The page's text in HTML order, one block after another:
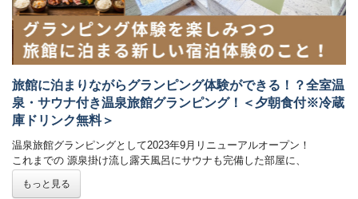
た”イイトコドリ”の温泉旅館グランピング。
源泉かけ流し温泉やサウナに水風呂と充実したSPA空間に、部屋食が楽
しめるダイニング、焚き火スペースとすべての充実した空間がお部屋に
備えられています。
​※お部屋はドームテントではありません
キャンプのアウトドア感を楽しみつつ
■チェックイン時間について
チェックイン：17時～20時 / チェックアウト：10時
旅館に泊まりながらグランピング体験ができる！？全室温
泉・サウナ付き温泉旅館グランピング！＜夕朝食付※冷蔵
庫ドリンク無料＞
温泉旅館グランピングとして2023年9月リニューアルオープン！
これまでの 源泉掛け流し露天風呂にサウナも完備した部屋に、
た！
もっと見る